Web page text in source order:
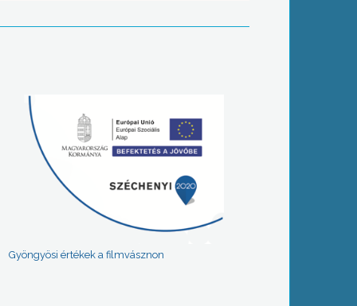
Gyöngyösi értékek a filmvásznon